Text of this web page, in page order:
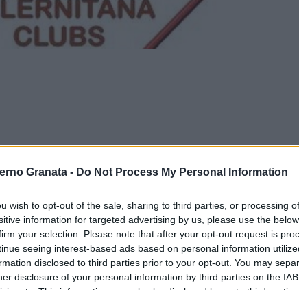
Granata - Do Not Process My Personal Information
wish to opt-out of the sale, sharing to third parties, or processing
information for targeted advertising by us, please use the
your selection. Please note that after your opt-out request is
seeing interest-based ads based on personal information
disclosed to third parties prior to your opt-out. You may
disclosure of your personal information by third parties on the
stampa del CCSC;